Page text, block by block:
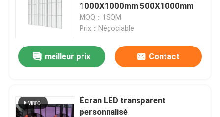
1000X1000mm 500X1000mm
MOQ：1SQM
Prix：Négociable
meilleur prix Contact
Écran LED transparent
personnalisé